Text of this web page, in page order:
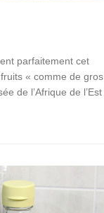
parfaitement cet
« comme de gros
de l’Afrique de l’Est